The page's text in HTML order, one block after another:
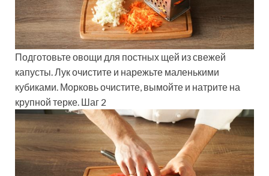
Подготовьте овощи для постных щей из свежей
капусты. Лук очистите и нарежьте маленькими
кубиками. Морковь очистите, вымойте и натрите на
крупной терке. Шаг 2